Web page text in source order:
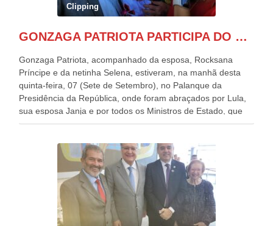
Clipping
GONZAGA PATRIOTA PARTICIPA DO DESFILE DA INDEPENDÊNCIA NO PALANQUE DA PRESIDÊNCIA DA REPÚBLICA E É ABRAÇADO POR LULA E POR GERALDO ALCKMIN.
Gonzaga Patriota, acompanhado da esposa, Rocksana
Príncipe e da netinha Selena, estiveram, na manhã desta
quinta-feira, 07 (Sete de Setembro), no Palanque da
Presidência da República, onde foram abraçados por Lula,
sua esposa Janja e por todos os Ministros de Estado, que
estavam presentes, nos Desfiles da Independência da
outros desfiles, na Esplanada dos Ministérios, disse ter sido
o deste ano, o maior e o mais organizado de todos. “Há
quatro décadas, como Patriota até no nome, participo
anualmente dos desfiles de Sete de Setembro, na
Esplanada dos Ministérios, em Brasília. Este ano, o governo
preparou espaços com cadeiras e coberturas, para 30.000